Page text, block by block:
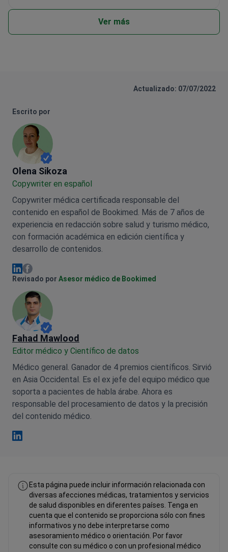
Ver más
Actualizado: 07/07/2022
Escrito por
Olena Sikoza
Olena Sikoza
Сopywriter en español
Copywriter médica certificada responsable del
contenido en español de Bookimed. Más de 7 años de
experiencia en redacción sobre salud y turismo médico,
con formación académica en edición científica y
desarrollo de contenidos.
Olena Sikoza Linkedin
Olena Sikoza Facebook
Revisado por Asesor médico de Bookimed
Fahad Mawlood
Editor médico y Científico de datos
Médico general. Ganador de 4 premios científicos. Sirvió
en Asia Occidental. Es el ex jefe del equipo médico que
soporta a pacientes de habla árabe. Ahora es
responsable del procesamiento de datos y la precisión
del contenido médico.
Esta página puede incluir información relacionada con
diversas afecciones médicas, tratamientos y servicios
de salud disponibles en diferentes países. Tenga en
cuenta que el contenido se proporciona sólo con fines
informativos y no debe interpretarse como
asesoramiento médico o orientación. Por favor
consulte con su médico o con un profesional médico